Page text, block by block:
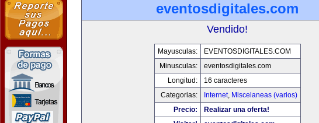
eventosdigitales.com
Vendido!
Mayusculas:
EVENTOSDIGITALES.COM
Minusculas:
eventosdigitales.com
Longitud:
16 caracteres
Categorias:
Internet, Miscelaneas (varios)
Precio:
Realizar una oferta!